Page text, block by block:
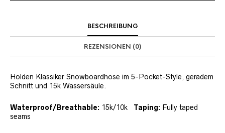
BESCHREIBUNG
REZENSIONEN (0)
Holden Klassiker Snowboardhose im 5-Pocket-Style, geradem
Schnitt und 15k Wassersäule.
Waterproof/Breathable: 15k/10k Taping: Fully taped
seams